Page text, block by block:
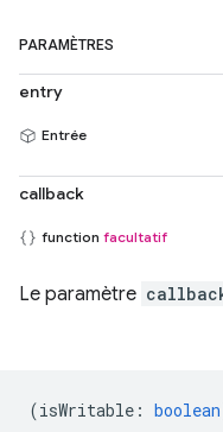
PARAMÈTRES
entry
Entrée
callback
function facultatif
Le paramètre
(isWritable : boolean